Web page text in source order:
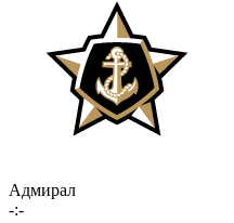
Адмирал
-:-